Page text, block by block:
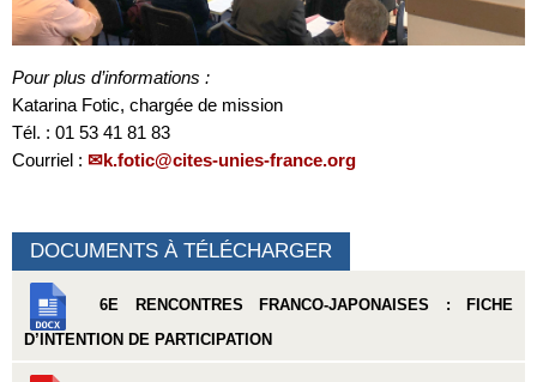
Pour plus d’informations :
Katarina Fotic, chargée de mission
Tél. : 01 53 41 81 83
Courriel :
k.fotic@cites-unies-france.org
DOCUMENTS À TÉLÉCHARGER
6E RENCONTRES FRANCO-JAPONAISES : FICHE
D’INTENTION DE PARTICIPATION